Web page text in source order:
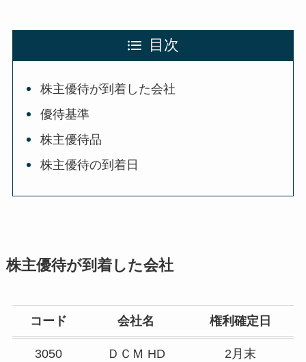
目次
株主優待が到着した会社
優待基準
株主優待品
株主優待の到着日
株主優待が到着した会社
コード 会社名 権利確定日
3050 ＤＣＭ HD 2月末